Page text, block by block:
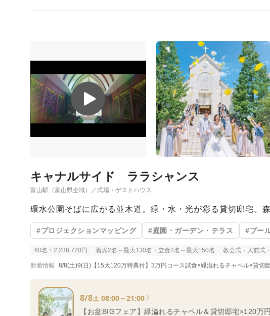
キャナルサイド ララシャンス
富山駅（富山県全域）／式場・ゲストハウス
環水公園そばに広がる並木道。緑・水・光が彩る貸切邸宅。
#プロジェクションマッピング #庭園・ガーデン・テラス #プー
60名：2,238,720円 着席2名～最大130名・立食2名～最大150名 教会式・人前式
新着情報 8/8(土)9(日)【15大120万特典付】3万円コース試食×緑溢れるチャペル×貸切
8/8土 08:00～21:00
【お盆BIGフェア】緑溢れるチャペル＆貸切邸宅×120万